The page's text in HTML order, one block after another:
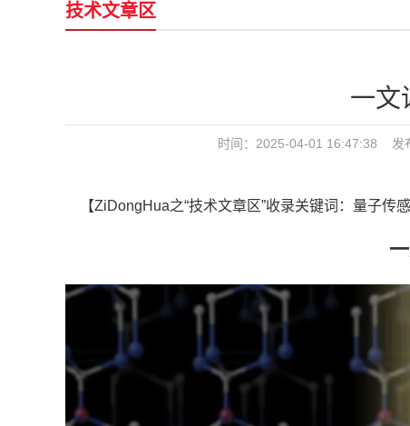
技术文章区
一文
时间：2025-04-01 16:47:38
【ZiDongHua之“技术文章区”收录关键词：量子传